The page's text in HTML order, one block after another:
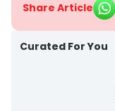
Share Article
Curated For You